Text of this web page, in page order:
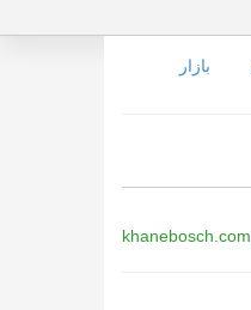
بازار
khanebosch.com